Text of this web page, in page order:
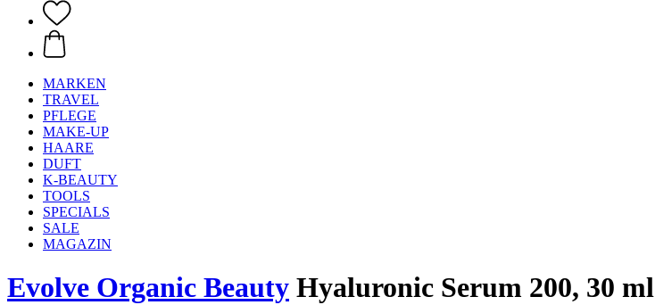
MARKEN
TRAVEL
PFLEGE
MAKE-UP
HAARE
DUFT
K-BEAUTY
TOOLS
SPECIALS
SALE
MAGAZIN
Evolve Organic Beauty Hyaluronic Serum 200, 30 ml